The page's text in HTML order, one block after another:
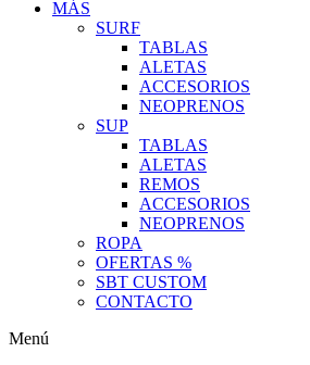
MÁS
SURF
TABLAS
ALETAS
ACCESORIOS
NEOPRENOS
SUP
TABLAS
ALETAS
REMOS
ACCESORIOS
NEOPRENOS
ROPA
OFERTAS %
SBT CUSTOM
CONTACTO
Menú